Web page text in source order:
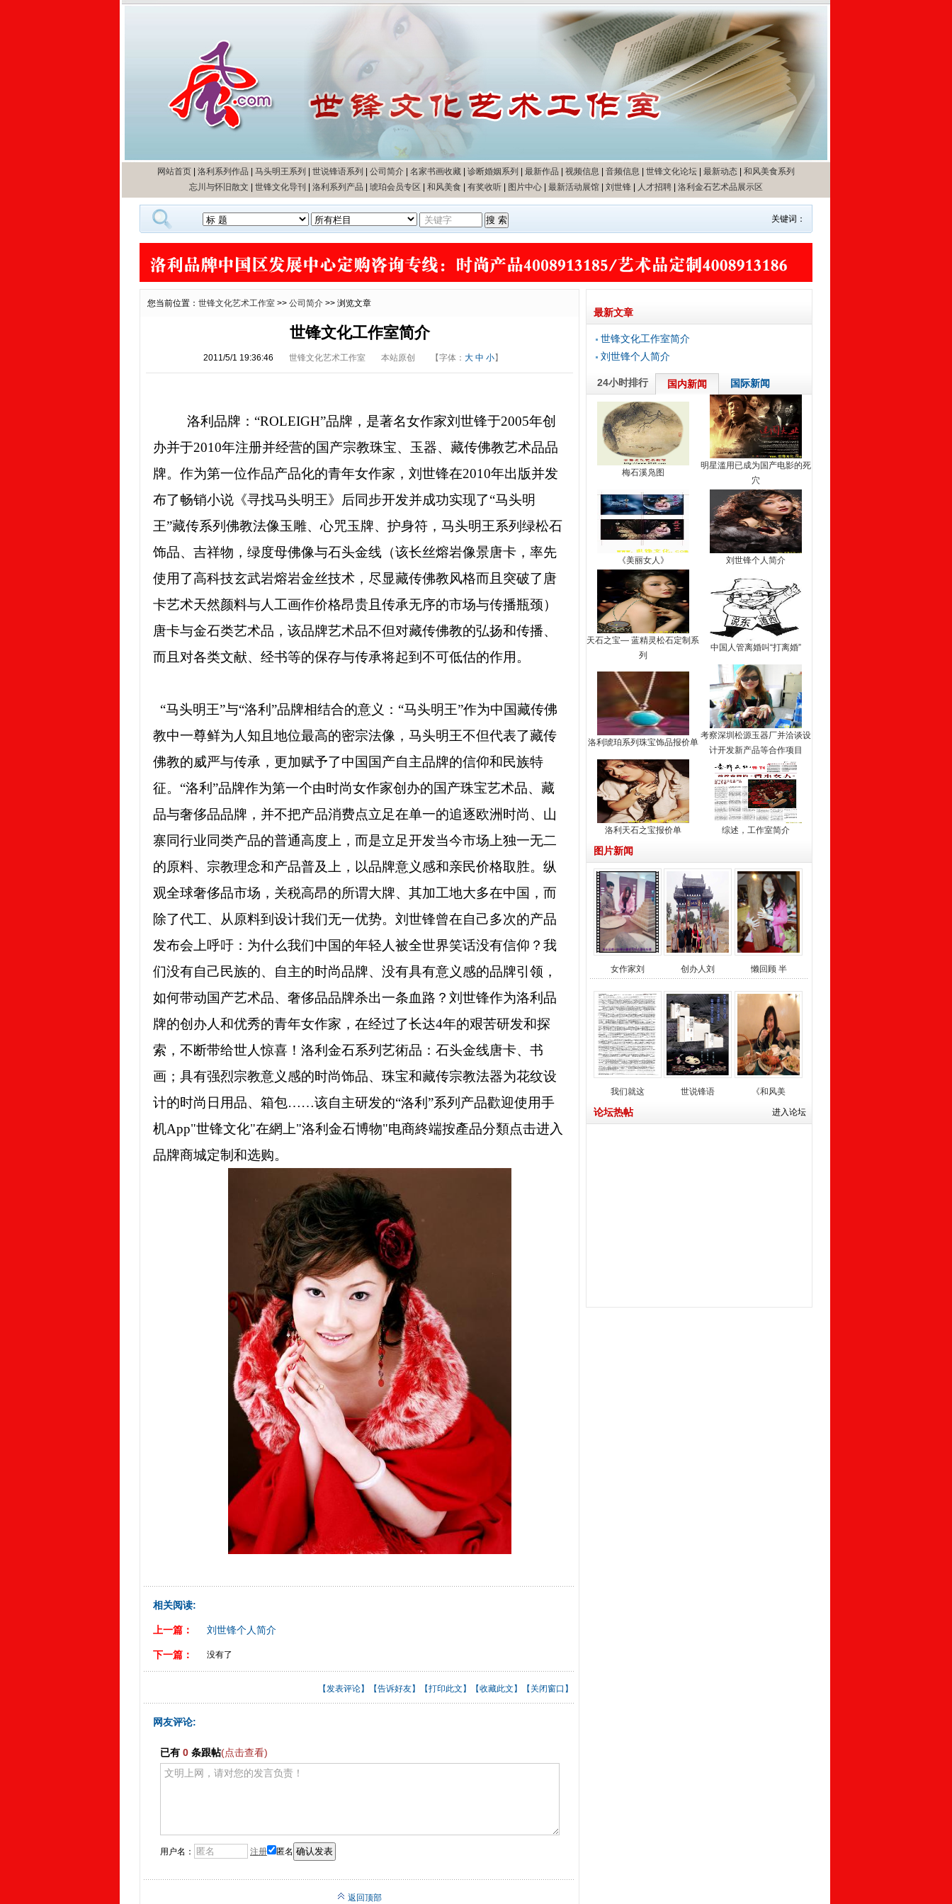
网站首页 洛利系列作品 马头明王系列 世说锋语系列 公司简介 名家书画收藏 诊断婚姻系列 最新作品 视频信息 音频信息 世锋文化论坛 最新动态
和风美食系列
忘川与怀旧散文
世锋文化导刊 洛利系列产品 琥珀会员专区 和风美食 有奖收听 图片中心 最新活动展馆 刘世锋 人才招聘 洛利金石艺术品展示区
关键词：
您当前位置： 世锋文化艺术工作室 >> 公司简介 >> 浏览文章
世锋文化工作室简介
2011/5/1 19:36:46 世锋文化艺术工作室 本站原创 【字体： 大 中 小】
洛利品牌：“ROLEIGH”品牌，是著名女作家刘世锋于2005年创
办并于2010年注册并经营的国产宗教珠宝、玉器、藏传佛教艺术品品
牌。作为第一位作品产品化的青年女作家，刘世锋在2010年出版并发
布了畅销小说《寻找马头明王》后同步开发并成功实现了“马头明
王”藏传系列佛教法像玉雕、心咒玉牌、护身符，马头明王系列绿松石
饰品、吉祥物，绿度母佛像与石头金线（该长丝熔岩像景唐卡，率先
使用了高科技玄武岩熔岩金丝技术，尽显藏传佛教风格而且突破了唐
卡艺术天然颜料与人工画作价格昂贵且传承无序的市场与传播瓶颈）
唐卡与金石类艺术品，该品牌艺术品不但对藏传佛教的弘扬和传播、
而且对各类文献、经书等的保存与传承将起到不可低估的作用。
“马头明王”与“洛利”品牌相结合的意义：“马头明王”作为中国藏传佛
教中一尊鲜为人知且地位最高的密宗法像，马头明王不但代表了藏传
佛教的威严与传承，更加赋予了中国国产自主品牌的信仰和民族特
征。“洛利”品牌作为第一个由时尚女作家创办的国产珠宝艺术品、藏
品与奢侈品品牌，并不把产品消费点立足在单一的追逐欧洲时尚、山
寨同行业同类产品的普通高度上，而是立足开发当今市场上独一无二
的原料、宗教理念和产品普及上，以品牌意义感和亲民价格取胜。纵
观全球奢侈品市场，关税高昂的所谓大牌、其加工地大多在中国，而
除了代工、从原料到设计我们无一优势。刘世锋曾在自己多次的产品
发布会上呼吁：为什么我们中国的年轻人被全世界笑话没有信仰？我
们没有自己民族的、自主的时尚品牌、没有具有意义感的品牌引领，
如何带动国产艺术品、奢侈品品牌杀出一条血路？刘世锋作为洛利品
牌的创办人和优秀的青年女作家，在经过了长达4年的艰苦研发和探
索，不断带给世人惊喜！洛利金石系列艺術品：石头金线唐卡、书
画；具有强烈宗教意义感的时尚饰品、珠宝和藏传宗教法器为花纹设
计的时尚日用品、箱包……该自主研发的“洛利”系列产品歡迎使用手
机App"世锋文化"在網上"洛利金石博物"电商終端按產品分類点击进入
品牌商城定制和选购。
相关阅读:
上一篇： 刘世锋个人简介
下一篇： 没有了
【发表评论】【告诉好友】【打印此文】【收藏此文】【关闭窗口 】
网友评论:
已有 0 条跟帖(点击查看)
用户名： 注册 匿名
返回顶部
最新文章
世锋文化工作室简介
刘世锋个人简介
24小时排行 国内新闻 国际新闻
梅石溪凫图
明星滥用已成为国产电影的死
穴
《美丽女人》 刘世锋个人简介
天石之宝— 蓝精灵松石定制系
列
中国人管离婚叫“打离婚”
洛利琥珀系列珠宝饰品报价单
考察深圳松源玉器厂并洽谈设
计开发新产品等合作项目
洛利天石之宝报价单 综述，工作室简介
图片新闻
女作家刘 创办人刘 懒回顾 半
我们就这 世说锋语 《和风美
进入论坛
论坛热帖